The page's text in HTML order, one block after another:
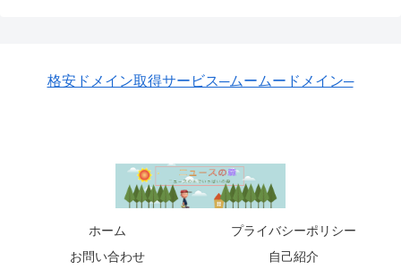
格安ドメイン取得サービス─ムームードメイン─
ホーム
プライバシーポリシー
お問い合わせ
自己紹介